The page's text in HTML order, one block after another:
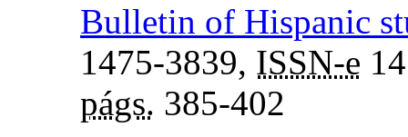
Bulletin of Hispanic
1475-3839, ISSN-e
págs. 385-402